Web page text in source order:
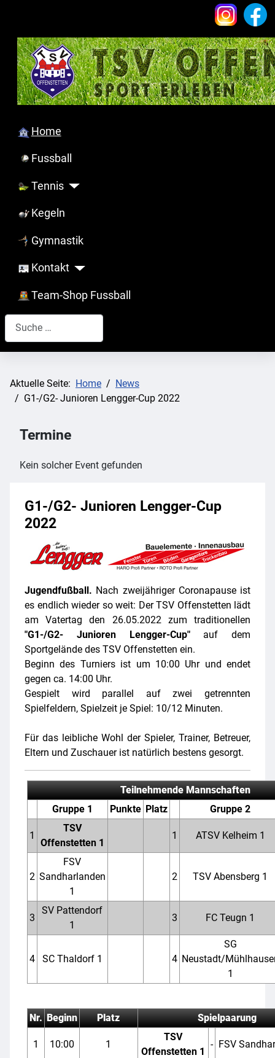
Home
Fussball
Tennis
Kegeln
Gymnastik
Kontakt
Team-Shop Fussball
Suchen
Aktuelle Seite: Home
News
G1-/G2- Junioren Lengger-Cup 2022
Termine
Kein solcher Event gefunden
G1-/G2- Junioren Lengger-Cup
2022
Jugendfußball. Nach zweijähriger Coronapause ist
es endlich wieder so weit: Der TSV Offenstetten lädt
am Vatertag den 26.05.2022 zum traditionellen
"G1-/G2- Junioren Lengger-Cup"auf dem
Sportgelände des TSV Offenstetten ein.
Beginn des Turniers ist um 10:00 Uhr und endet
gegen ca. 14:00 Uhr.
Gespielt wird parallel auf zwei getrennten
Spielfeldern, Spielzeit je Spiel: 10/12 Minuten.
Für das leibliche Wohl der Spieler, Trainer, Betreuer,
Eltern und Zuschauer ist natürlich bestens gesorgt.
Teilnehmende Mannschaften
Gruppe 1
Punkte Platz Gruppe 2
1
TSV
Offenstetten 1
1 ATSV Kelheim 1
2
FSV
Sandharlanden
1
2 TSV Abensberg 1
3
SV Pattendorf
1
3 FC Teugn 1
4 SC Thaldorf 1 4
SG
Neustadt/
1
Nr. Beginn Platz Spielpaarung
1 10:00 1
TSV
Offenstetten 1
- FSV